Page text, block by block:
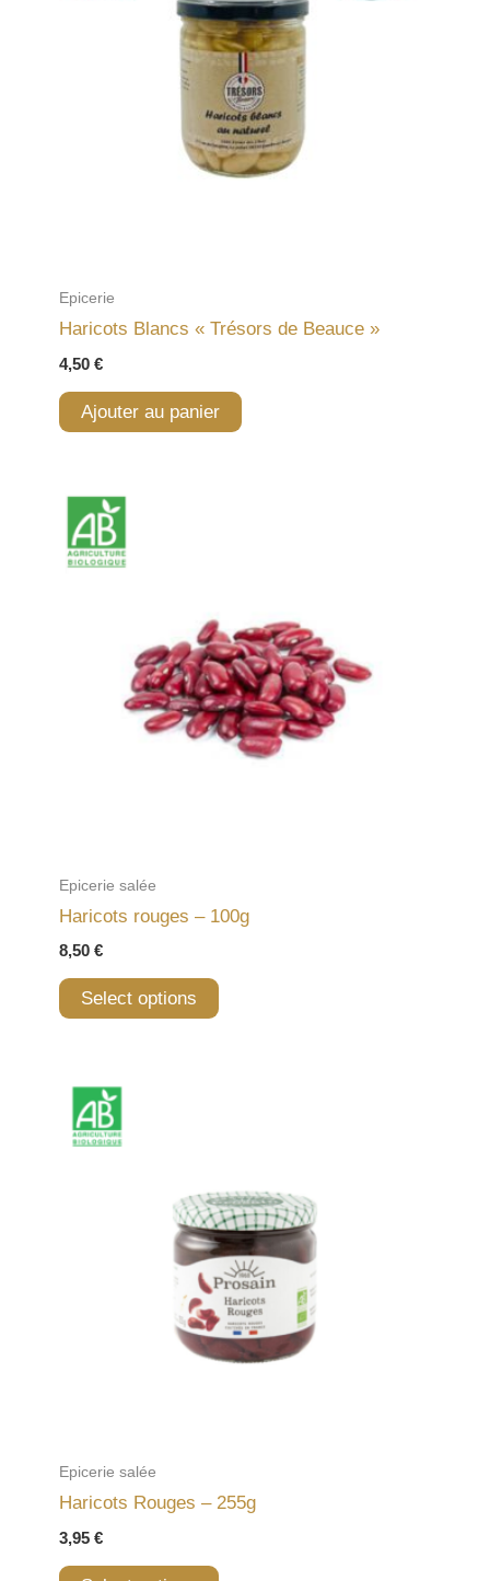
Epicerie
Haricots Blancs « Trésors de Beauce »
4,50 €
Ajouter au panier
Epicerie salée
Haricots rouges – 100g
8,50 €
Select options
Epicerie salée
Haricots Rouges – 255g
3,95 €